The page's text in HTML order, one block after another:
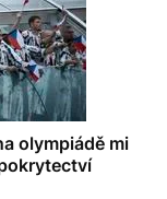
olympiádě mi